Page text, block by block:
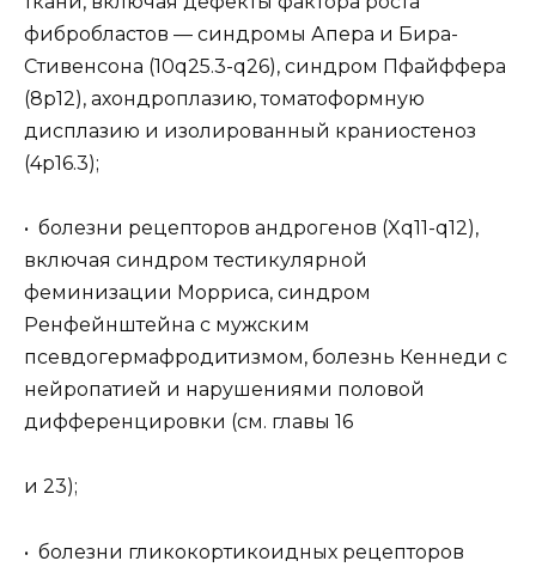
фибробластов — синдромы Апера и Бира-
Стивенсона (10q25.3-q26), синдром Пфайффера
(8р12), ахондроплазию, томатоформную
дисплазию и изолированный краниостеноз
(4р16.3);
• болезни рецепторов андрогенов (Xq11-q12),
включая синдром тестикулярной
феминизации Морриса, синдром
Ренфейнштейна с мужским
псевдогермафродитизмом, болезнь Кеннеди с
нейропатией и нарушениями половой
дифференцировки (см. главы 16
и 23);
• болезни гликокортикоидных рецепторов